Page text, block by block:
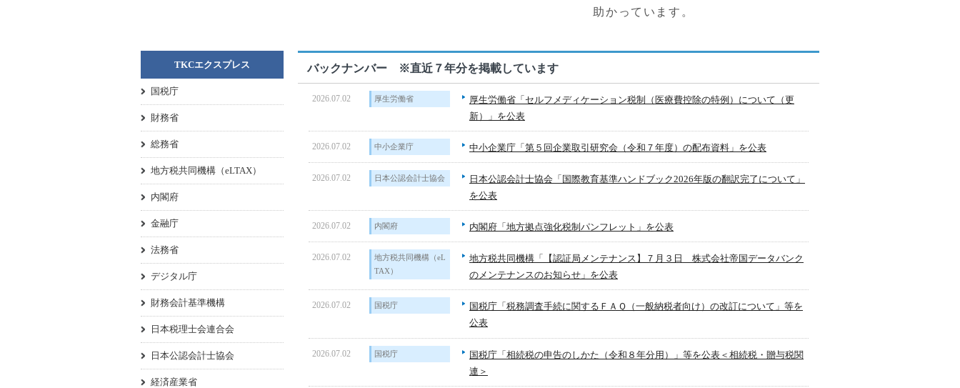
助かっています。
バックナンバー ※直近７年分を掲載しています
2026.07.02 厚生労働省
厚生労働省「セルフメディケーション税制（医療費控除の特例）について（更
新）」を公表
2026.07.02 中小企業庁 中小企業庁「第５回企業取引研究会（令和７年度）の配布資料」を公表
2026.07.02 日本公認会計士協会
日本公認会計士協会「国際教育基準ハンドブック2026年版の翻訳完了について」
を公表
2026.07.02 内閣府 内閣府「地方拠点強化税制パンフレット」を公表
2026.07.02
地方税共同機構（eL
TAX）
地方税共同機構「【認証局メンテナンス】７月３日 株式会社帝国データバンク
のメンテナンスのお知らせ」を公表
2026.07.02 国税庁
国税庁「税務調査手続に関するＦＡＱ（一般納税者向け）の改訂について」等を
公表
2026.07.02 国税庁
国税庁「相続税の申告のしかた（令和８年分用）」等を公表＜相続税・贈与税関
連＞
TKCエクスプレス
国税庁
財務省
総務省
地方税共同機構（eLTAX）
内閣府
金融庁
法務省
デジタル庁
財務会計基準機構
日本税理士会連合会
日本公認会計士協会
経済産業省